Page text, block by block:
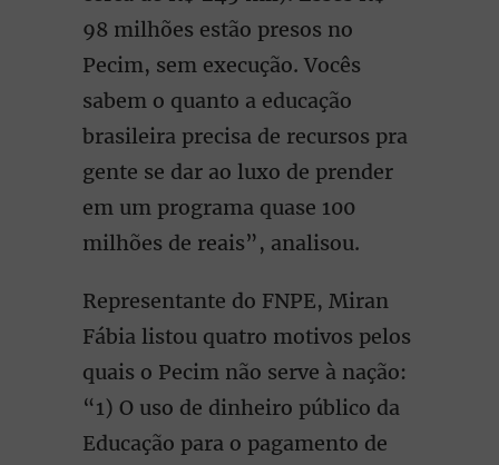
98 milhões estão presos no
Pecim, sem execução. Vocês
sabem o quanto a educação
brasileira precisa de recursos pra
gente se dar ao luxo de prender
em um programa quase 100
milhões de reais”, analisou.
Representante do FNPE, Miran
Fábia listou quatro motivos pelos
quais o Pecim não serve à nação:
“1) O uso de dinheiro público da
Educação para o pagamento de